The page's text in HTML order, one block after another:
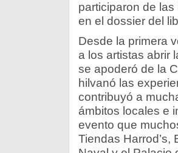
participaron de
en el dossier del
Desde la primera
a los artistas abrir
se apoderó de la
hilvanó las
contribuyó a
ámbitos locales e
evento que
Tiendas Harrod’s,